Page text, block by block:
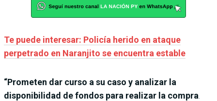
Te puede interesar: Policía herido en ataque
perpetrado en Naranjito se encuentra estable
“Prometen dar curso a su caso y analizar la
disponibilidad de fondos para realizar la compra